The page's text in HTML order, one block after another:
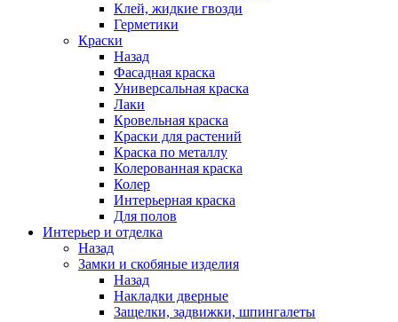
Клей, жидкие гвозди
Герметики
Краски
Назад
Фасадная краска
Универсальная краска
Лаки
Кровельная краска
Краски для растений
Краска по металлу
Колерованная краска
Колер
Интерьерная краска
Для полов
Интерьер и отделка
Назад
Замки и скобяные изделия
Назад
Накладки дверные
Защелки, задвижки, шпингалеты